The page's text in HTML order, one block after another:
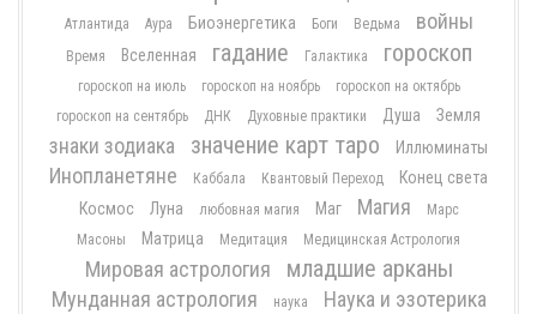
Атлантида Аура Биоэнергетика Боги Ведьма войны
Время Вселенная гадание Галактика гороскоп
гороскоп на июль гороскоп на ноябрь
гороскоп на октябрь
гороскоп на сентябрь
ДНК Духовные практики Душа Земля
знаки зодиака значение карт таро Иллюминаты
Инопланетяне Каббала Квантовый Переход
Конец света
Космос
Луна любовная магия Маг Магия
Марс
Масоны
Матрица Медитация Медицинская Астрология
Мировая астрология младшие арканы
Мунданная астрология наука
Наука и эзотерика